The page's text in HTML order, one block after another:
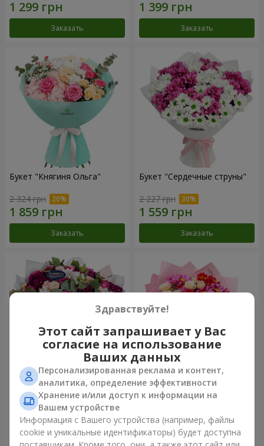
Заказать Заказать
Букет "Княгиня Ольга"
2 324 грн
Заказать
Букет "Сердечные струны"
2 227 грн
Заказать
Букет "Все для тебя...!"
5 374 грн
Заказать
Букет "Нежная любовь"
Заказать
Здравствуйте!
Этот сайт запрашивает у Вас
согласие на использование
Ваших данных
Персонализированная реклама и контент,
аналитика, определение эффективности
Хранение и/или доступ к информации на
Вашем устройстве
Информация с Вашего устройства (например, файлы
cookie и уникальные идентификаторы) будет доступна